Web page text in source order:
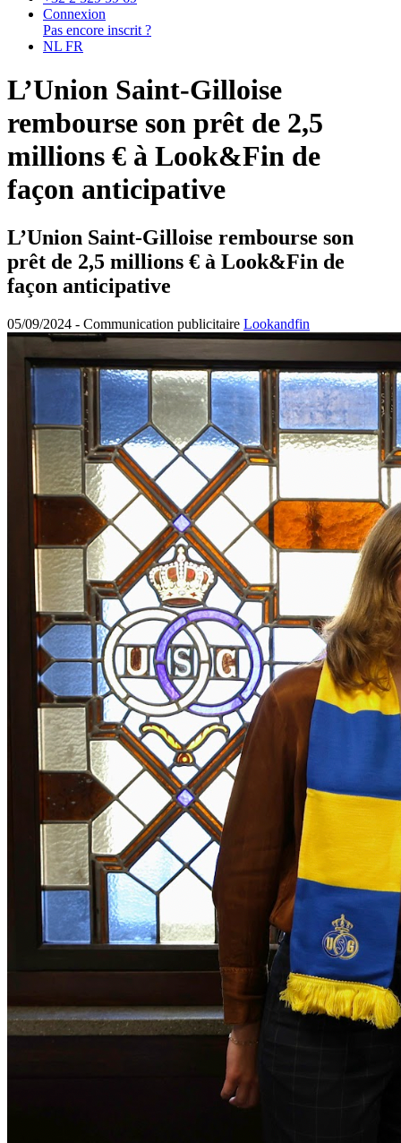
Connexion
Pas encore inscrit ?
NL FR
L’Union Saint-Gilloise
rembourse son prêt de 2,5
millions € à Look&Fin de
façon anticipative
L’Union Saint-Gilloise rembourse son
prêt de 2,5 millions € à Look&Fin de
façon anticipative
05/09/2024 - Communication publicitaire Lookandfin